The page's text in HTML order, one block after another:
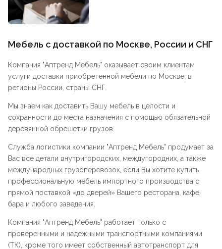
Мебель с доставкой по Москве, России и СНГ
Компания "Аптренд Мебель" оказывает своим клиентам
услуги доставки приобретенной мебели по Москве, в
регионы России, страны СНГ.
Мы знаем как доставить Вашу мебель в целости и
сохранности до места назначения с помощью обязательной
деревянной обрешетки грузов.
Служба логистики компании "Аптренд Мебель" продумает за
Вас все детали внутригородских, междугородних, а также
международных грузоперевозок, если Вы хотите купить
профессиональную мебель импортного производства с
прямой поставкой «до дверей» Вашего ресторана, кафе,
бара и любого заведения.
Компания "Аптренд Мебель" работает только с
проверенными и надежными транспортными компаниями
(ТК), кроме того имеет собственный автотранспорт для